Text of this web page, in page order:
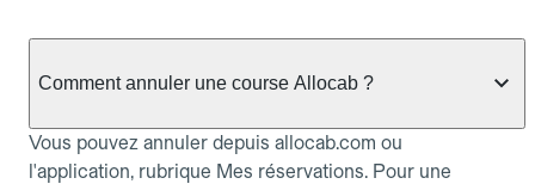
Comment annuler une course Allocab ?
Vous pouvez annuler depuis allocab.com ou
l'application, rubrique Mes réservations. Pour une